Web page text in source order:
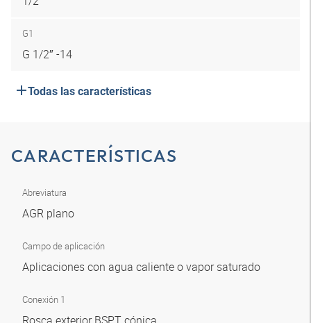
G1
G 1/2″ -14
Todas las características
CARACTERÍSTICAS
Abreviatura
AGR plano
Campo de aplicación
Aplicaciones con agua caliente o vapor saturado
Conexión 1